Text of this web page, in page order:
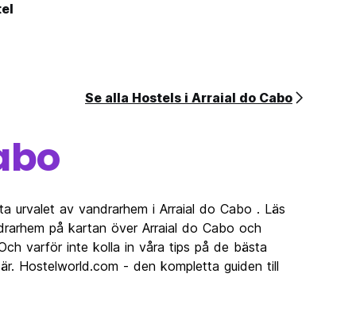
Se alla Hostels i Arraial do Cabo
urvalet av vandrarhem i Arraial do Cabo . Läs
på kartan över Arraial do Cabo och
varför inte kolla in våra tips på de bästa
Hostelworld.com - den kompletta guiden till